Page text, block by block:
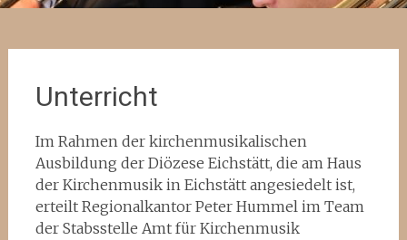
Unterricht
Im Rahmen der kirchenmusikalischen
Ausbildung der Diözese Eichstätt, die am Haus
der Kirchenmusik in Eichstätt angesiedelt ist,
erteilt Regionalkantor Peter Hummel im Team
der Stabsstelle Amt für Kirchenmusik